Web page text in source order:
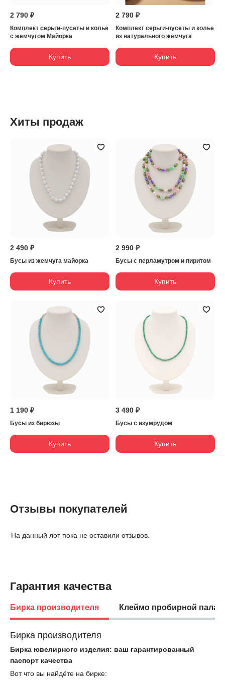
2 790 ₽
Комплект серьги-пусеты и колье
с жемчугом Майорка
Купить
2 790 ₽
Комплект серьги-пусеты и колье
из натурального жемчуга
Купить
Хиты продаж
2 490 ₽
Бусы из жемчуга майорка
Купить
2 990 ₽
Бусы с перламутром и пиритом
Купить
1 190 ₽
Бусы из бирюзы
Купить
3 490 ₽
Бусы с изумрудом
Купить
Отзывы покупателей
На данный лот пока не оставили отзывов.
Гарантия качества
Бирка производителя Клеймо пробирной
Бирка производителя
Бирка ювелирного изделия: ваш гарантированный
паспорт качества
Вот что вы найдёте на бирке: